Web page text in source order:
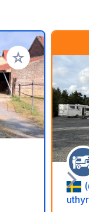
Zu Ihren Favoriten